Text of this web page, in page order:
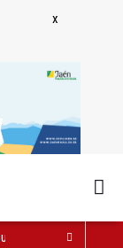
espectáculo 'La